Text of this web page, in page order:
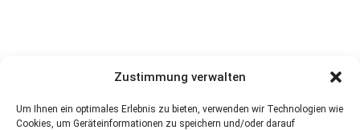
Zustimmung verwalten
Um Ihnen ein optimales Erlebnis zu bieten, verwenden wir Technologien wie
Cookies, um Geräteinformationen zu speichern und/oder darauf